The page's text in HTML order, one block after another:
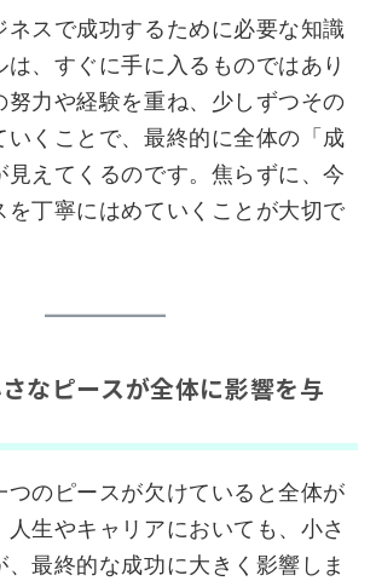
ネスで成功するために必要な知識
、すぐに手に入るものではあり
努力や経験を重ね、少しずつその
いくことで、最終的に全体の「成
見えてくるのです。焦らずに、今
を丁寧にはめていくことが大切で
なピースが全体に影響を与
つのピースが欠けていると全体が
人生やキャリアにおいても、小さ
、最終的な成功に大きく影響しま